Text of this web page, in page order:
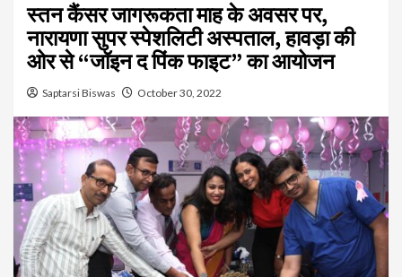
स्तन कैंसर जागरूकता माह के अवसर पर,
नारायणा सुपर स्पेशलिटी अस्पताल, हावड़ा की
ओर से “जॉइन द पिंक फाइट” का आयोजन
Saptarsi Biswas October 30, 2022